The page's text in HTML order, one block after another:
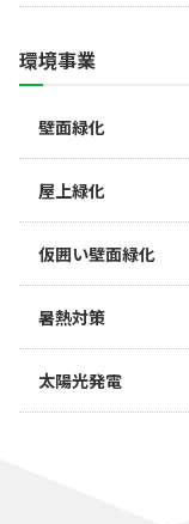
環境事業
壁面緑化
屋上緑化
仮囲い壁面緑化
暑熱対策
太陽光発電